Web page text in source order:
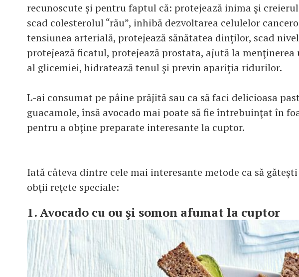
recunoscute şi pentru faptul că: protejează inima şi
scad colesterolul “rău”, inhibă dezvoltarea celulelor
tensiunea arterială, protejează sănătatea dinţilor, scad
protejează ficatul, protejează prostata, ajută la
al glicemiei, hidratează tenul şi previn apariţia ridurilor.
L-ai consumat pe pâine prăjită sau ca să faci delicioasa
guacamole, însă avocado mai poate să fie întrebuinţat în
pentru a obţine preparate interesante la cuptor.
Iată câteva dintre cele mai interesante metode ca să
obţii reţete speciale:
1. Avocado cu ou şi somon afumat la cuptor